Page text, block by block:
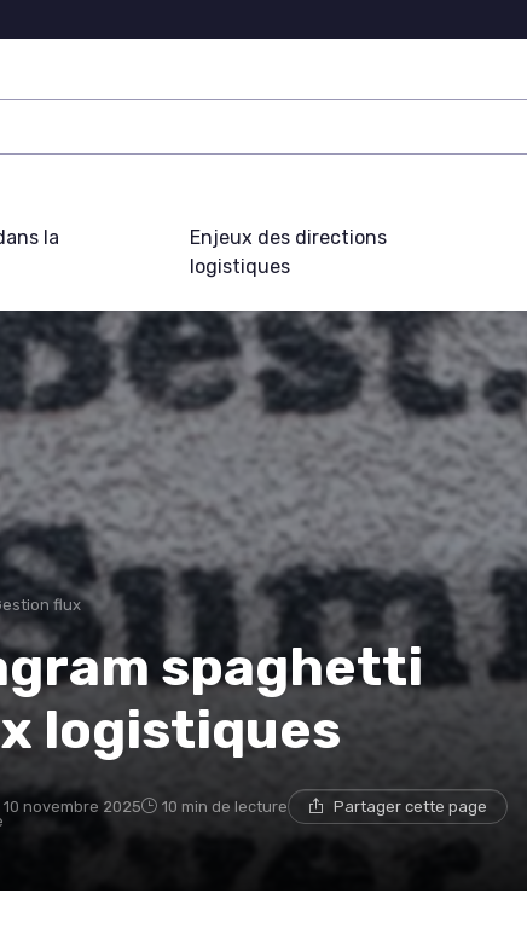
la
Enjeux des directions
logistiques
flux
spaghetti
logistiques
10 novembre 2025 10 min de lecture Partager cette page